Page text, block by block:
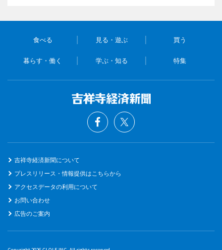
食べる 見る・遊ぶ 買う
暮らす・働く 学ぶ・知る 特集
吉祥寺経済新聞について
プレスリリース・情報提供はこちらから
アクセスデータの利用について
お問い合わせ
広告のご案内